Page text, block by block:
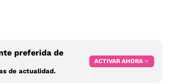
preferida de
de actualidad.
ACTIVAR AHORA